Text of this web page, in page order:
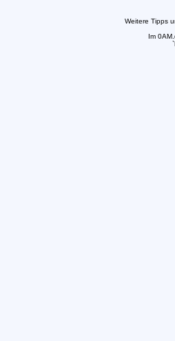
Weitere Tipps
Im